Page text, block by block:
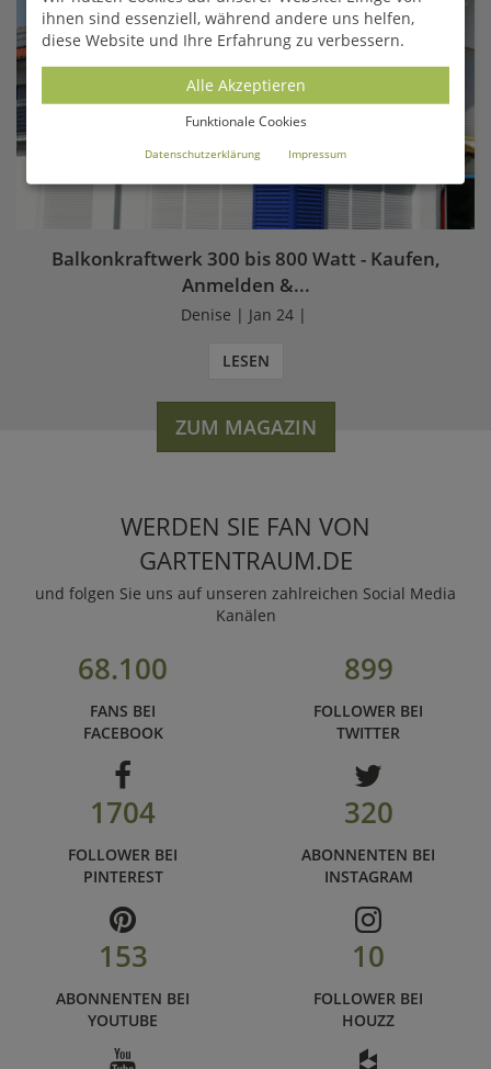
Balkonkraftwerk 300 bis 800 Watt - Kaufen,
Anmelden &...
Denise | Jan 24 |
LESEN
ZUM MAGAZIN
WERDEN SIE FAN VON
GARTENTRAUM.DE
und folgen Sie uns auf unseren zahlreichen Social Media
Kanälen
68.100
FANS BEI
FACEBOOK
899
FOLLOWER BEI
TWITTER
1704
FOLLOWER BEI
PINTEREST
320
ABONNENTEN BEI
INSTAGRAM
153
ABONNENTEN BEI
YOUTUBE
10
FOLLOWER BEI
HOUZZ
ihnen sind essenziell, während andere uns helfen,
diese Website und Ihre Erfahrung zu verbessern.
Alle Akzeptieren
Funktionale Cookies
Datenschutzerklärung Impressum